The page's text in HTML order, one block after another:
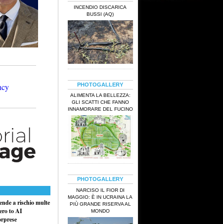
a rischio multe
to AI
INCENDIO DISCARICA
BUSSI (AQ)
PHOTOGALLERY
ALIMENTA LA BELLEZZA:
GLI SCATTI CHE FANNO
INNAMORARE DEL FUCINO
PHOTOGALLERY
NARCISO IL FIOR DI
MAGGIO: È IN UCRAINA LA
PIÙ GRANDE RISERVA AL
MONDO